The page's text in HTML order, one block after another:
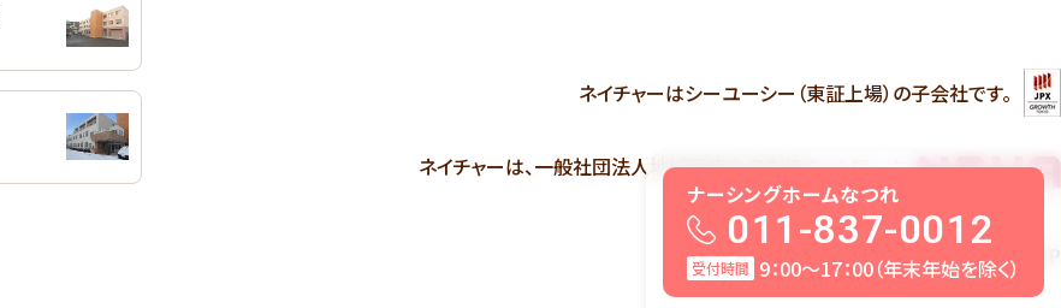
ナーシングホームなつれ
011-837-0012
受付時間 9：00〜17：00（年末年始を除く）
ネイチャーはシーユーシー（東証上場）の子会社です。
ネイチャーは、一般社団法人地域医療未来創造ネットワーク
(NRHA:ナーハ）の会員です。
病院・診療所・クリニックM&AのCUCAP